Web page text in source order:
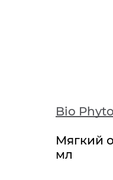
Bio
Мягкий
мл